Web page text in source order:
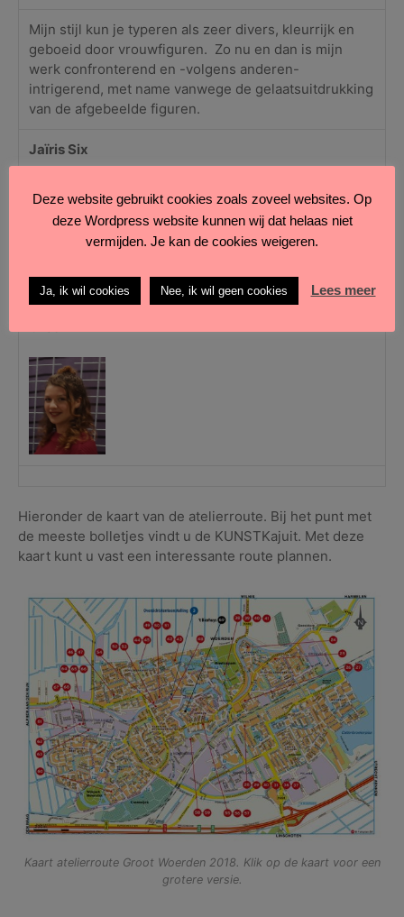
Mijn stijl kun je typeren als zeer divers, kleurrijk en
geboeid door vrouwfiguren. Zo nu en dan is mijn
werk confronterend en -volgens anderen-
intrigerend, met name vanwege de gelaatsuitdrukking
van de afgebeelde figuren.
Jaïris Six
Rozemaryn
Hieronder de kaart van de atelierroute. Bij het punt met
de meeste bolletjes vindt u de KUNSTKajuit. Met deze
kaart kunt u vast een interessante route plannen.
Kaart atelierroute Groot Woerden 2018. Klik op de kaart voor een
grotere versie.
Deze website gebruikt cookies zoals zoveel websites. Op
deze Wordpress website kunnen wij dat helaas niet
vermijden. Je kan de cookies weigeren.
Ja, ik wil cookies Nee, ik wil geen cookies Lees meer